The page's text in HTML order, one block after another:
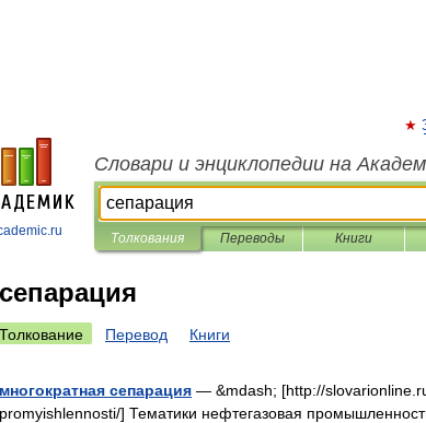
Словари и энциклопедии на
Толкования Переводы Книги
сепарация
Толкование Перевод Книги
многократная сепарация — &mdash; [http://
promyishlennosti/] Тематики нефтегазовая